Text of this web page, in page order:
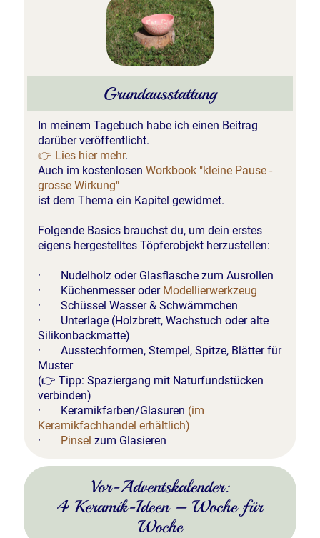
Grundausstattung
In meinem Tagebuch habe ich einen Beitrag
darüber veröffentlicht.
👉 Lies hier mehr.
Auch im kostenlosen Workbook "kleine Pause -
grosse Wirkung"
ist dem Thema ein Kapitel gewidmet.
Folgende Basics brauchst du, um dein erstes
eigens hergestelltes Töpferobjekt herzustellen:
· Nudelholz oder Glasflasche zum Ausrollen
· Küchenmesser oder Modellierwerkzeug
· Schüssel Wasser & Schwämmchen
· Unterlage (Holzbrett, Wachstuch oder alte
Silikonbackmatte)
· Ausstechformen, Stempel, Spitze, Blätter für
Muster
(👉 Tipp: Spaziergang mit Naturfundstücken
verbinden)
· Keramikfarben/Glasuren (im
Keramikfachhandel erhältlich)
· Pinsel zum Glasieren
Vor-Adventskalender:
4 Keramik-Ideen – Woche für
Woche